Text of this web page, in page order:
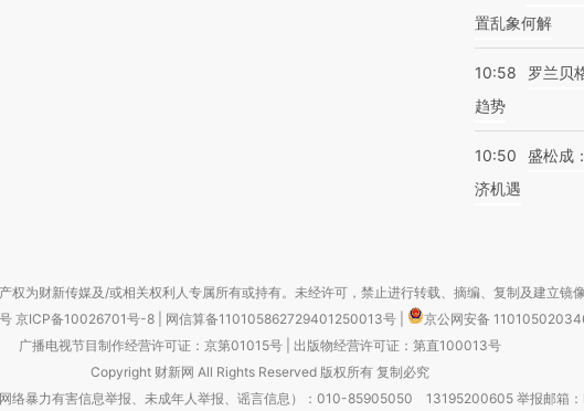
置乱象何解
10:58
罗兰贝
趋势
10:50
盛松成
济机遇
权为财新传媒及/或相关权利人专属所有或持有。未经许可，禁止进行转载、摘编、复制及建立镜像
京ICP备10026701号-8 网信算备110105862729401250013号
京公网安备
广播电视节目制作经营许可证：京第01015号| 出版物经营许可证：第直100013号
Copyright 财新网 All Rights Reserved 版权所有 复制必究
络暴力有害信息举报、未成年人举报、谣言信息）：010-85905050 13195200605 举报邮箱